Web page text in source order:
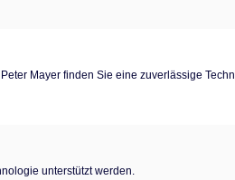
Mayer finden Sie eine zuverlässige
unterstützt werden.